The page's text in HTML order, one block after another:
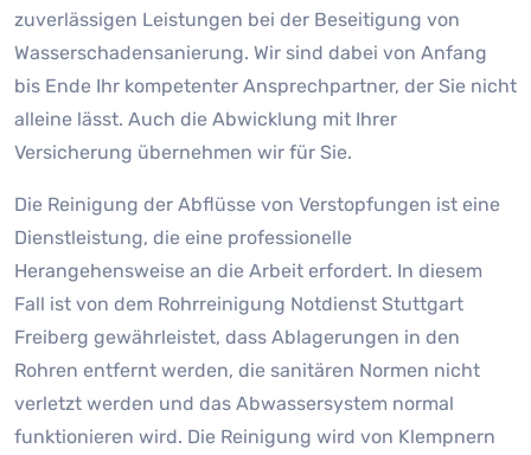
zuverlässigen Leistungen bei der Beseitigung von
Wasserschadensanierung. Wir sind dabei von Anfang
bis Ende Ihr kompetenter Ansprechpartner, der Sie nicht
alleine lässt. Auch die Abwicklung mit Ihrer
Versicherung übernehmen wir für Sie.
Die Reinigung der Abflüsse von Verstopfungen ist eine
Dienstleistung, die eine professionelle
Herangehensweise an die Arbeit erfordert. In diesem
Fall ist von dem Rohrreinigung Notdienst Stuttgart
Freiberg gewährleistet, dass Ablagerungen in den
Rohren entfernt werden, die sanitären Normen nicht
verletzt werden und das Abwassersystem normal
funktionieren wird. Die Reinigung wird von Klempnern